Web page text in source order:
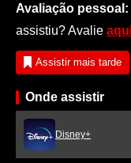
Avaliação pessoal:
assistiu? Avalie
Assistir mais tarde
Onde assistir
Disney+